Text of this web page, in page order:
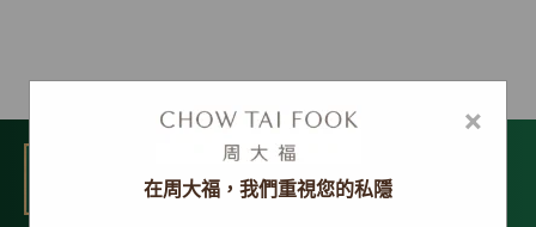
選單
×
在周大福，我們重視您的私隱